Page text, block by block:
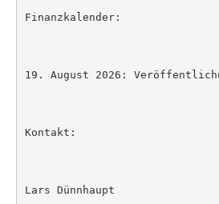
Finanzkalender:
19. August 2026:
Kontakt:
Lars Dünnhaupt